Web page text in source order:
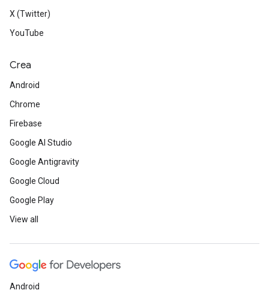
X (Twitter)
YouTube
Crea
Android
Chrome
Firebase
Google AI Studio
Google Antigravity
Google Cloud
Google Play
View all
Android